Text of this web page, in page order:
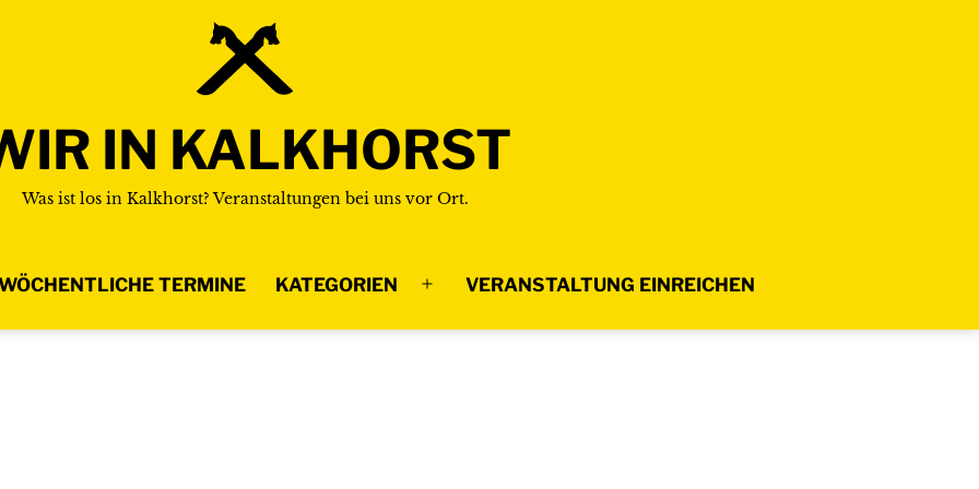
IN KALKHORST
Was ist los in Kalkhorst? Veranstaltungen bei uns vor Ort.
TERMINE KATEGORIEN
Menü VERANSTALTUNG EINREICHEN